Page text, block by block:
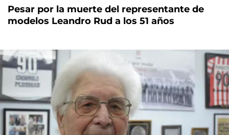
Pesar por la muerte del representante de
modelos Leandro Rud a los 51 años